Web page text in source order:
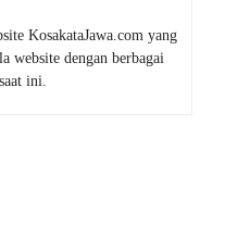
KosakataJawa.com yang
website dengan berbagai
ini.